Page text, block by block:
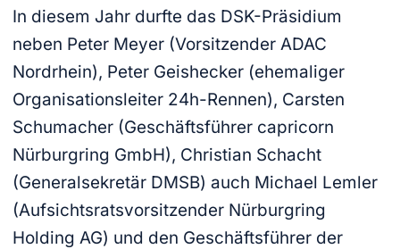
In diesem Jahr durfte das DSK-Präsidium
neben Peter Meyer (Vorsitzender ADAC
Nordrhein), Peter Geishecker (ehemaliger
Organisationsleiter 24h-Rennen), Carsten
Schumacher (Geschäftsführer capricorn
Nürburgring GmbH), Christian Schacht
(Generalsekretär DMSB) auch Michael Lemler
(Aufsichtsratsvorsitzender Nürburgring
Holding AG) und den Geschäftsführer der